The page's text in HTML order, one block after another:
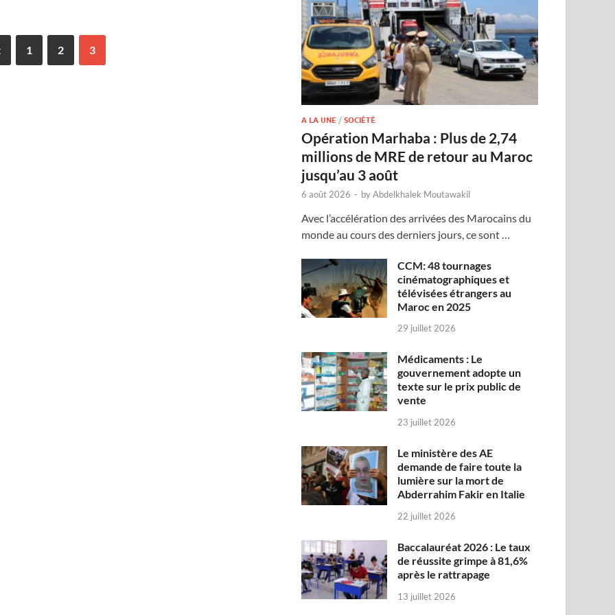
1 2 3
A LA UNE /SOCIÉTÉ
Opération Marhaba : Plus de 2,74
millions de MRE de retour au Maroc
jusqu’au 3 août
6 août 2026 - byAbdelkhalek Moutawakil
Avec l’accélération des arrivées des Marocains du
monde au cours des derniers jours, ce sont …
CCM: 48 tournages
cinématographiques et
télévisées étrangers au
Maroc en 2025
29 juillet 2026
Médicaments : Le
gouvernement adopte un
texte sur le prix public de
vente
23 juillet 2026
Le ministère des AE
demande de faire toute la
lumière sur la mort de
Abderrahim Fakir en Italie
22 juillet 2026
Baccalauréat 2026 : Le taux
de réussite grimpe à 81,6%
après le rattrapage
13 juillet 2026